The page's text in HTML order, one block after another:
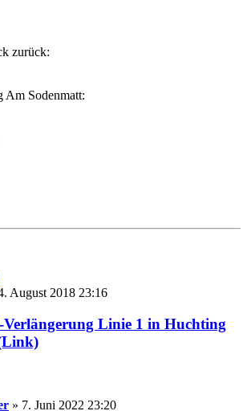
zurück:
Sodenmatt:
August 2018 23:16
Linie 1 in Huchting
» 7. Juni 2022 23:20